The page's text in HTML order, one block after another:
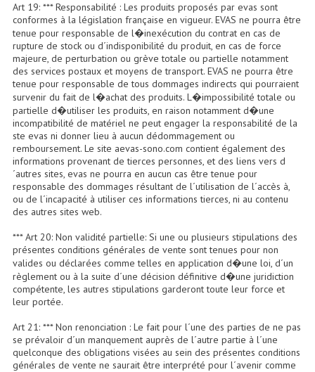
Câble Multi-Paires Audio
Câbles Enceintes
Connectiques, Prises Etc...
Adaptateurs Audio
Divers Bricolage
Divers Bricolage
Haut-Parleurs Origine Sav
Membrannes De Haut Parleurs
Pieces Détachées Sav
Public-Adress
Accessoires Public-Adress L100V
Amplificateurs (L 100v)
Enceintes Encastrables Ligne 100V 4-8 Ohm
Art 19: *** Responsabilité : Les produits proposés par evas sont
conformes à la législation française en vigueur. EVAS ne pourra être
tenue pour responsable de l�inexécution du contrat en cas de
rupture de stock ou d´indisponibilité du produit, en cas de force
majeure, de perturbation ou grève totale ou partielle notamment
des services postaux et moyens de transport. EVAS ne pourra être
tenue pour responsable de tous dommages indirects qui pourraient
survenir du fait de l�achat des produits. L�impossibilité totale ou
partielle d�utiliser les produits, en raison notamment d�une
incompatibilité de matériel ne peut engager la responsabilité de la
ste evas ni donner lieu à aucun dédommagement ou
remboursement. Le site aevas-sono.com contient également des
informations provenant de tierces personnes, et des liens vers d
´autres sites, evas ne pourra en aucun cas être tenue pour
responsable des dommages résultant de l´utilisation de l´accès à,
ou de l´incapacité à utiliser ces informations tierces, ni au contenu
des autres sites web.
*** Art 20: Non validité partielle: Si une ou plusieurs stipulations des
présentes conditions générales de vente sont tenues pour non
valides ou déclarées comme telles en application d�une loi, d´un
règlement ou à la suite d´une décision définitive d�une juridiction
compétente, les autres stipulations garderont toute leur force et
leur portée.
Art 21: *** Non renonciation : Le fait pour l´une des parties de ne pas
se prévaloir d´un manquement auprès de l´autre partie à l´une
quelconque des obligations visées au sein des présentes conditions
générales de vente ne saurait être interprété pour l´avenir comme